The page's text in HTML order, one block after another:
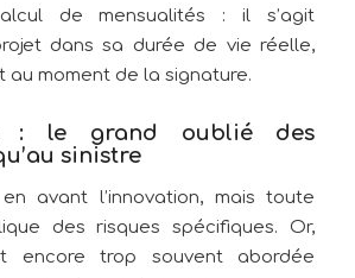
de mensualités : il s’agit
dans sa durée de vie réelle,
au moment de la signature.
: le grand oublié des
sinistre
avant l’innovation, mais toute
des risques spécifiques. Or,
encore trop souvent abordée